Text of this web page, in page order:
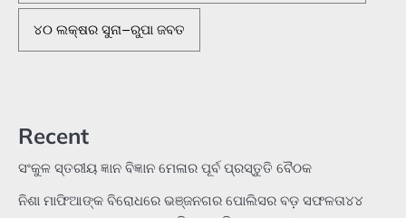
୪୦ ଲକ୍ଷର ସୁନା–ରୁପା ଜବତ
Recent
ସଂକୁଳ ସ୍ତରୀୟ ଜ୍ଞାନ ବିଜ୍ଞାନ ମେଳାର ପୂର୍ବ ପ୍ରସ୍ତୁତି ବୈଠକ
ନିଶା ମାଫିଆଙ୍କ ବିରୋଧରେ ଭଞ୍ଜନଗର ପୋଲିସର ବଡ଼ ସଫଳତା୪୪